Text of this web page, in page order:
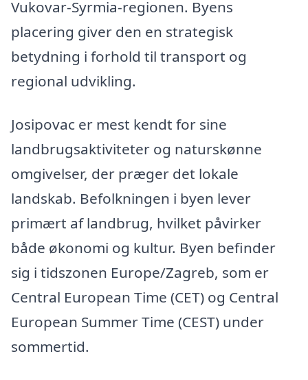
Vukovar-Syrmia-regionen. Byens
placering giver den en strategisk
betydning i forhold til transport og
regional udvikling.
Josipovac er mest kendt for sine
landbrugsaktiviteter og naturskønne
omgivelser, der præger det lokale
landskab. Befolkningen i byen lever
primært af landbrug, hvilket påvirker
både økonomi og kultur. Byen befinder
sig i tidszonen Europe/Zagreb, som er
Central European Time (CET) og Central
European Summer Time (CEST) under
sommertid.